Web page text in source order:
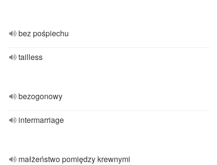
bez pośpiechu
tailless
bezogonowy
intermarriage
małżeństwo pomiędzy krewnymi